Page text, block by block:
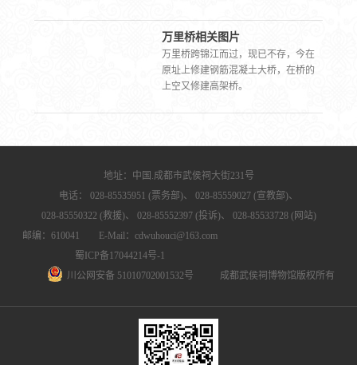
上空又修建高架桥。【历史沿革】万
里桥最早的文字记载，见于《华阳国
志》和《水经注》 [[1]]。《华阳国
志》卷三《蜀志》载：“州治太城，郡
三《江水一》载：“西南两江有七桥：
曰市桥；……大城南门曰江桥；桥南
曰万里桥。” [[1]] 袁庭栋：《成都街巷
志》（上卷），四川教育出版社，
于万里桥名称由来的记载。《元和郡
聘吴，诸葛亮祖之。袆叹曰：‘万里之
路，始于此桥！’因以为名。”《太平寰
宇记》卷七十二《剑南西道一》：“万
万里桥相关图片
万里桥跨锦江而过，现已不存，今在
原址上修建钢筋混凝土大桥，在桥的
上空又修建高架桥。
地址：中国.成都市武侯祠大街231号
电话：
028-85535951 (票务部)、
028-85559027 (宣教部)、
028-85550322 (救援)、
028-85552397 (投诉)、
028-85533728 (网站)
邮编：610041 E-Mail：cdwuhouci@163.com
蜀ICP备17044214号-1
川公网安备 51010702001532号
成都武侯祠博物馆版权所有